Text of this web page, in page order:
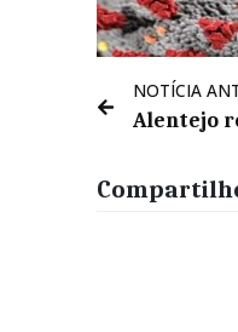
NOTÍCIA
Alentejo